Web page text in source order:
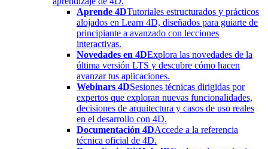
Aprende 4DTutoriales estructurados y prácticos
alojados en Learn 4D, diseñados para guiarte de
principiante a avanzado con lecciones
interactivas.
Novedades en 4DExplora las novedades de la
última versión LTS y descubre cómo hacen
avanzar tus aplicaciones.
Webinars 4DSesiones técnicas dirigidas por
expertos que exploran nuevas funcionalidades,
decisiones de arquitectura y casos de uso reales
en el desarrollo con 4D.
Documentación 4DAccede a la referencia
técnica oficial de 4D.